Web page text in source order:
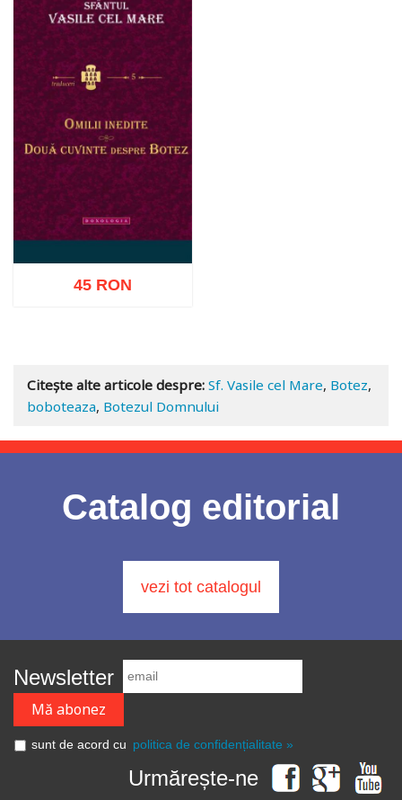
45 RON
Citește alte articole despre: Sf. Vasile cel Mare, Botez,
boboteaza, Botezul Domnului
Catalog editorial
vezi tot catalogul
Newsletter
sunt de acord cu politica de confidențialitate »
Urmărește-ne